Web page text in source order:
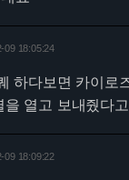
09 18:05:24
하다보면 카이로
을 열고 보내줬다
09 18:09:22